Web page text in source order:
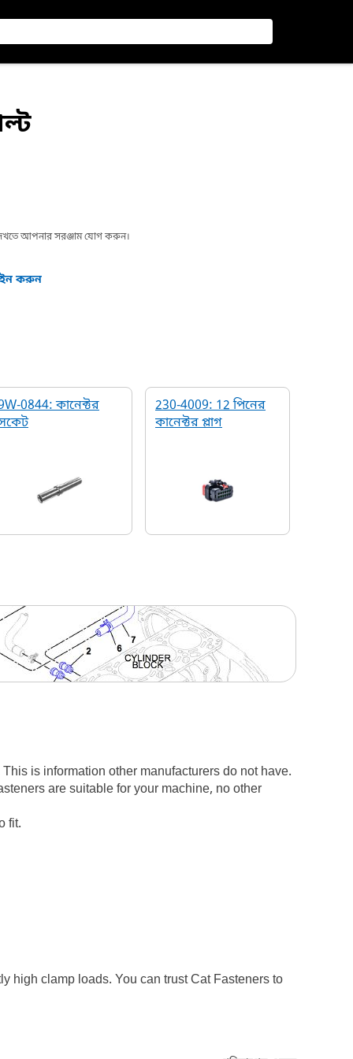
আপনার সরঞ্জাম যোগ করুন।
করুন
0844: কানেক্টর
230-4009: 12 পিনের
কানেক্টর প্লাগ
is information other manufacturers do not have.
are suitable for your machine, no other
fit.
high clamp loads. You can trust Cat Fasteners to